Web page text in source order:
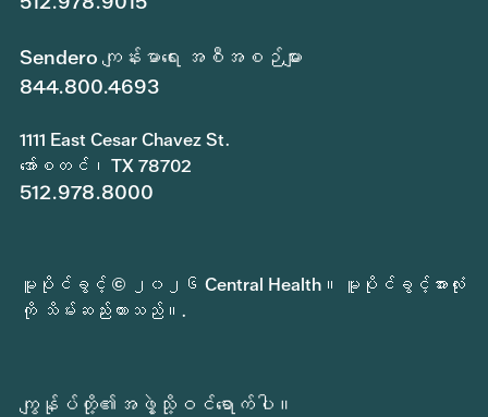
Sendero ကျန်းမာရေး အစီအစဉ်များ
844.800.4693
1111 East Cesar Chavez St.
အော်စတင်၊ TX 78702
512.978.8000
မူပိုင်ခွင့် © ၂၀၂၆ Central Health။ မူပိုင်ခွင့်အားလုံး
ကို သိမ်းဆည်းထားသည်။.
ကျွန်ုပ်တို့၏အဖွဲ့သို့ဝင်ရောက်ပါ။